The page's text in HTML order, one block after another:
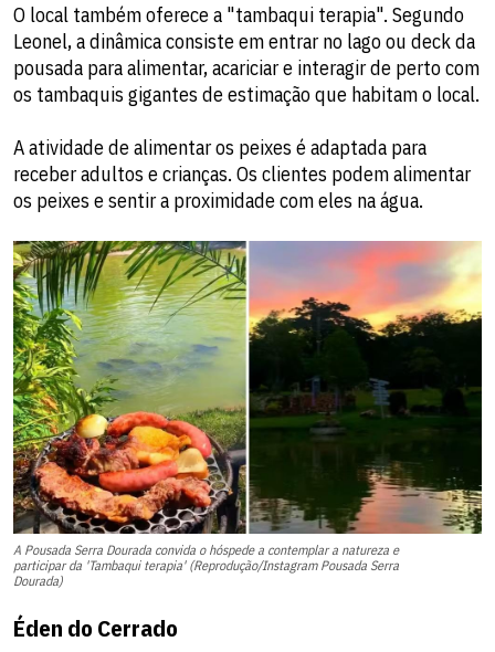
O local também oferece a "tambaqui terapia". Segundo
Leonel, a dinâmica consiste em entrar no lago ou deck da
pousada para alimentar, acariciar e interagir de perto com
os tambaquis gigantes de estimação que habitam o local.
A atividade de alimentar os peixes é adaptada para
receber adultos e crianças. Os clientes podem alimentar
os peixes e sentir a proximidade com eles na água.
A Pousada Serra Dourada convida o hóspede a contemplar a natureza e
participar da 'Tambaqui terapia' (Reprodução/Instagram Pousada Serra
Dourada)
Éden do Cerrado